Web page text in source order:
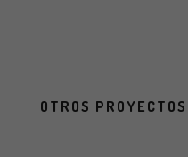
OTROS PROYECTOS